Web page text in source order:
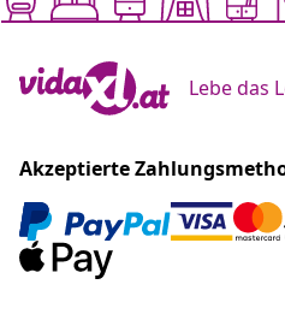
Lebe das
Akzeptierte